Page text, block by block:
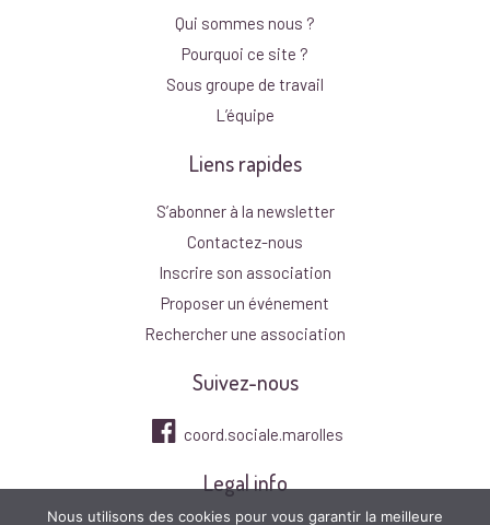
Qui sommes nous ?
Pourquoi ce site ?
Sous groupe de travail
L’équipe
Liens rapides
S’abonner à la newsletter
Contactez-nous
Inscrire son association
Proposer un événement
Rechercher une association
Suivez-nous
coord.sociale.marolles
Legal info
Nous utilisons des cookies pour vous garantir la meilleure